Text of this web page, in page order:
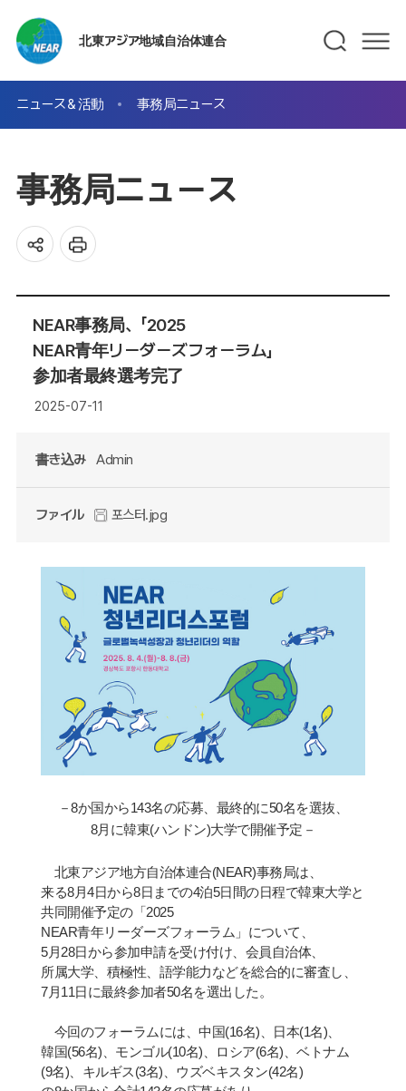
北東アジア地域自治体連合
ニュース＆活動 事務局ニュース
事務局ニュース
NEAR事務局、「2025
NEAR青年リーダーズフォーラム」
参加者最終選考完了
2025-07-11
書き込み Admin
ファイル 포스터.jpg
－8か国から143名の応募、最終的に50名を選抜、
8月に韓東(ハンドン)大学で開催予定－
北東アジア地方自治体連合(NEAR)事務局は、
来る8月4日から8日までの4泊5日間の日程で韓東大学と
共同開催予定の「2025
NEAR青年リ ーダーズフォーラム」について、
5月28日から参加申請を受け付け、 会員自治体、
所属大学、積極性、語学能力などを総合的に審査し、
7月11日に最終参加者50名を選出した。
今回のフォーラムには、中国(16名) 、日本(1名)
韓国(56名) 、モンゴル(10名) 、ロシア(6名) 、ベトナム
(9名) 、キルギス(3名) 、ウズベキスタン(42名)